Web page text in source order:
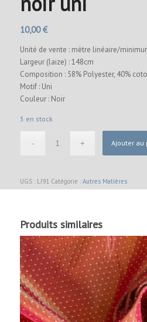
10,00€
Unité de vente : mètre linéaire/
Largeur (laize) : 148cm
Composition : 58% Polyester, 40%
Motif : Uni
Couleur : Noir
3 en stock
Ajouter au
UGS : LI91 Catégorie : Autres Matières
Produits similaires